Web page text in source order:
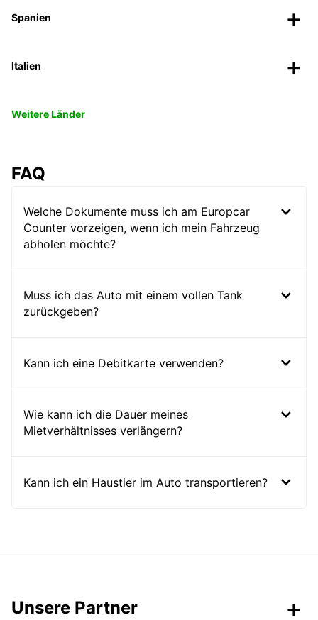
Spanien
Italien
Weitere Länder
FAQ
Welche Dokumente muss ich am Europcar
Counter vorzeigen, wenn ich mein Fahrzeug
abholen möchte?
Muss ich das Auto mit einem vollen Tank
zurückgeben?
Kann ich eine Debitkarte verwenden?
Wie kann ich die Dauer meines
Mietverhältnisses verlängern?
Kann ich ein Haustier im Auto transportieren?
Unsere Partner